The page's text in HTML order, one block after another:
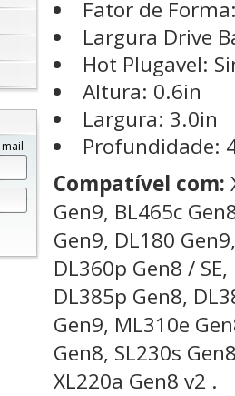
Fator de
Largura Drive
Hot Plugavel:
Altura: 0.6in
Largura: 3.0in
Profundidade:
Compatível com:
Gen9, BL465c
Gen9, DL180
DL360p Gen8 /
DL385p Gen8,
Gen9, ML310e
Gen8, SL230s
XL220a Gen8 v2 .